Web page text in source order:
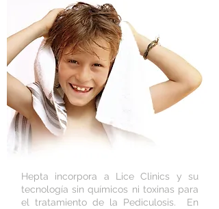
Hepta incorpora a Lice Clinics y su
tecnología sin químicos ni toxinas para
el tratamiento de la Pediculosis. En